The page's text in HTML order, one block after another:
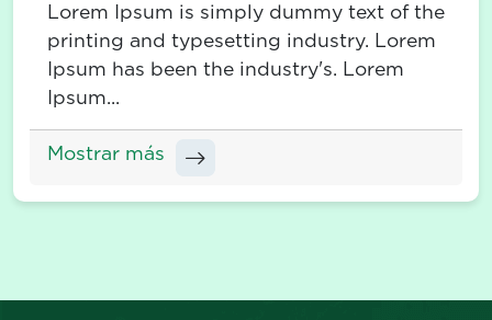
Lorem Ipsum is simply dummy text of the
printing and typesetting industry. Lorem
Ipsum has been the industry's. Lorem
Ipsum...
Mostrar más